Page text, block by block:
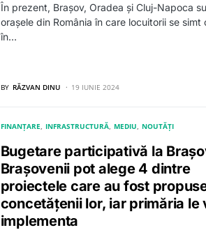
În prezent, Brașov, Oradea și Cluj-Napoca
orașele din România în care locuitorii se simt
în…
BY RĂZVAN DINU 19 IUNIE 2024
FINANȚARE INFRASTRUCTURĂ MEDIU NOUTĂȚI
Bugetare participativă la
Brașovenii pot alege 4 dintre
proiectele care au fost
concetățenii lor, iar primăria le
implementa